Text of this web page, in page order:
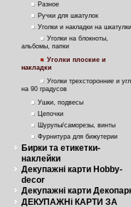
Разное
Ручки для шкатулок
Уголки и накладки на шкатулки
Уголки на блокноты,
альбомы, папки
Уголки плоские и
накладки
Уголки трехсторонние и
на 90 градусов
Ушки, подвесы
Цепочки
Шурупы/саморезы, винты
Фурнитура для бижутерии
Бирки та етикетки-
наклейки
Декупажні карти Hobby-
decor
Декупажні карти
ДЕКУПАЖНі КАРТИ ЗА